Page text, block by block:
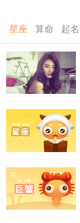
星座 算命 起名